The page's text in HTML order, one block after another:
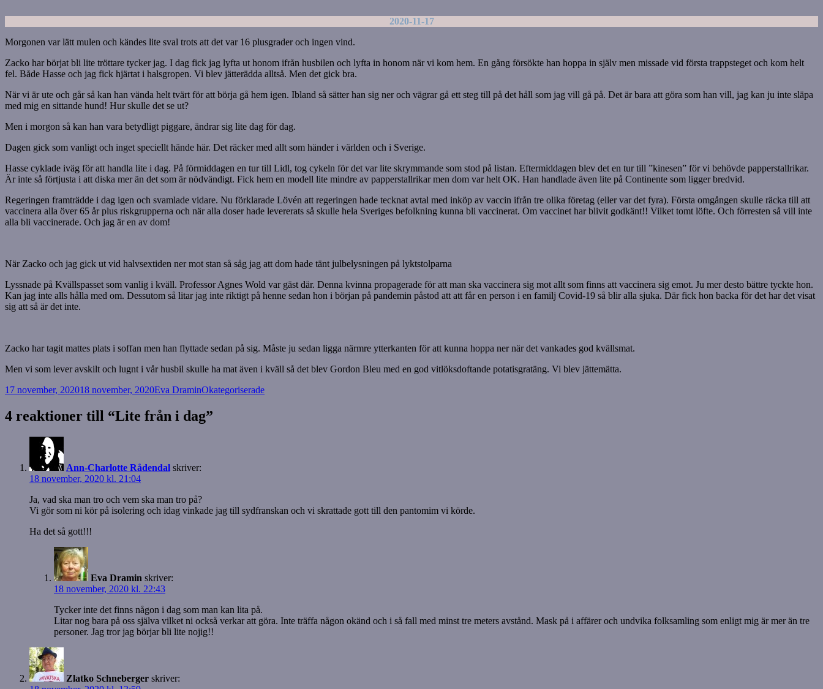
2020-11-17
Morgonen var lätt mulen och kändes lite sval trots att det var 16 plusgrader och ingen vind.
Zacko har börjat bli lite tröttare tycker jag. I dag fick jag lyfta ut honom ifrån husbilen och lyfta in honom när vi kom hem. En gång försökte han hoppa in själv men missade vid första trappsteget och kom helt
fel. Både Hasse och jag fick hjärtat i halsgropen. Vi blev jätterädda alltså. Men det gick bra.
När vi är ute och går så kan han vända helt tvärt för att börja gå hem igen. Ibland så sätter han sig ner och vägrar gå ett steg till på det håll som jag vill gå på. Det är bara att göra som han vill, jag kan ju inte släpa
med mig en sittande hund! Hur skulle det se ut?
Men i morgon så kan han vara betydligt piggare, ändrar sig lite dag för dag.
Dagen gick som vanligt och inget speciellt hände här. Det räcker med allt som händer i världen och i Sverige.
Hasse cyklade iväg för att handla lite i dag. På förmiddagen en tur till Lidl, tog cykeln för det var lite skrymmande som stod på listan. Eftermiddagen blev det en tur till ”kinesen” för vi behövde papperstallrikar.
Är inte så förtjusta i att diska mer än det som är nödvändigt. Fick hem en modell lite mindre av papperstallrikar men dom var helt OK. Han handlade även lite på Continente som ligger bredvid.
Regeringen framträdde i dag igen och svamlade vidare. Nu förklarade Lövén att regeringen hade tecknat avtal med inköp av vaccin ifrån tre olika företag (eller var det fyra). Första omgången skulle räcka till att
vaccinera alla över 65 år plus riskgrupperna och när alla doser hade levererats så skulle hela Sveriges befolkning kunna bli vaccinerat. Om vaccinet har blivit godkänt!! Vilket tomt löfte. Och förresten så vill inte
alla bli vaccinerade. Och jag är en av dom!
När Zacko och jag gick ut vid halvsextiden ner mot stan så såg jag att dom hade tänt julbelysningen på lyktstolparna
Lyssnade på Kvällspasset som vanlig i kväll. Professor Agnes Wold var gäst där. Denna kvinna propagerade för att man ska vaccinera sig mot allt som finns att vaccinera sig emot. Ju mer desto bättre tyckte hon.
Kan jag inte alls hålla med om. Dessutom så litar jag inte riktigt på henne sedan hon i början på pandemin påstod att att får en person i en familj Covid-19 så blir alla sjuka. Där fick hon backa för det har det visat
sig att så är det inte.
Zacko har tagit mattes plats i soffan men han flyttade sedan på sig. Måste ju sedan ligga närmre ytterkanten för att kunna hoppa ner när det vankades god kvällsmat.
Men vi som lever avskilt och lugnt i vår husbil skulle ha mat även i kväll så det blev Gordon Bleu med en god vitlöksdoftande potatisgratäng. Vi blev jättemätta.
Postat
17 november, 202018 november, 2020Författare
Eva DraminKategorier
Okategoriserade
4 reaktioner till “Lite från i dag”
Ann-Charlotte Rådendal skriver:
18 november, 2020 kl. 21:04
Ja, vad ska man tro och vem ska man tro på?
Vi gör som ni kör på isolering och idag vinkade jag till sydfranskan och vi skrattade gott till den pantomim vi körde.
Ha det så gott!!!
Eva Dramin skriver:
18 november, 2020 kl. 22:43
Tycker inte det finns någon i dag som man kan lita på.
Litar nog bara på oss själva vilket ni också verkar att göra. Inte träffa någon okänd och i så fall med minst tre meters avstånd. Mask på i affärer och undvika folksamling som enligt mig är mer än tre
personer. Jag tror jag börjar bli lite nojig!!
Zlatko Schneberger skriver: